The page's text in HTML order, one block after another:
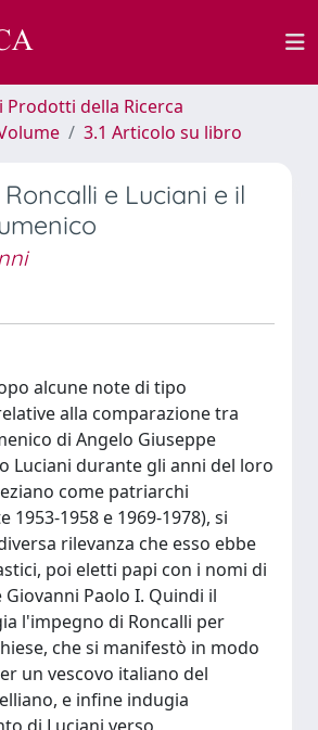
Prodotti della Ricerca
3.1 Articolo su libro
e Luciani e il
alcune note di tipo
alla comparazione tra
di Angelo Giuseppe
Luciani durante gli anni del loro
come patriarchi
1953-1958 e 1969-1978), si
rilevanza che esso ebbe
poi eletti papi con i nomi di
Giovanni Paolo I. Quindi il
l'impegno di Roncalli per
che si manifestò in modo
un vescovo italiano del
e infine indugia